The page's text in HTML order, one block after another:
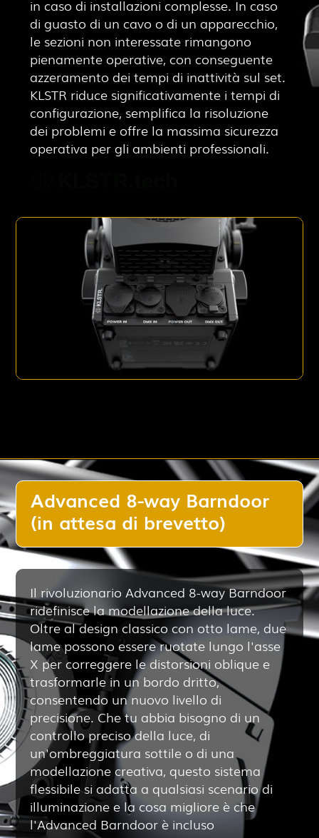
in caso di installazioni complesse. In caso
di guasto di un cavo o di un apparecchio,
le sezioni non interessate rimangono
pienamente operative, con conseguente
azzeramento dei tempi di inattività sul set.
KLSTR riduce significativamente i tempi di
configurazione, semplifica la risoluzione
dei problemi e offre la massima sicurezza
operativa per gli ambienti professionali.
Advanced 8-way Barndoor
(in attesa di brevetto)
Il rivoluzionario Advanced 8-way Barndoor
ridefinisce la modellazione della luce.
Oltre al design classico con otto lame, due
lame possono essere ruotate lungo l'asse
X per correggere le distorsioni oblique e
trasformarle in un bordo dritto,
consentendo un nuovo livello di
precisione. Che tu abbia bisogno di un
controllo preciso della luce, di
un'ombreggiatura sottile o di una
modellazione creativa, questo sistema
flessibile si adatta a qualsiasi scenario di
illuminazione e la cosa migliore è che
l'Advanced Barndoor è incluso